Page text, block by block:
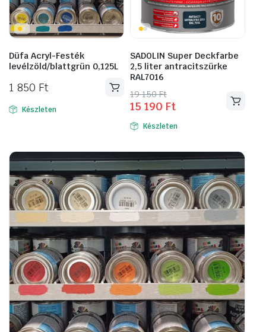
termékoldalon
választhatók
Düfa Acryl-Festék
levélzöld/blattgrün 0,125L
1 850 Ft
Készleten
SADOLIN Super Deckfarbe
2,5 liter antracitszürke
RAL7016
19 150Ft
Original
price
was:
150 Ft.
15 190 Ft
Current
price
is:
190 Ft.
Készleten